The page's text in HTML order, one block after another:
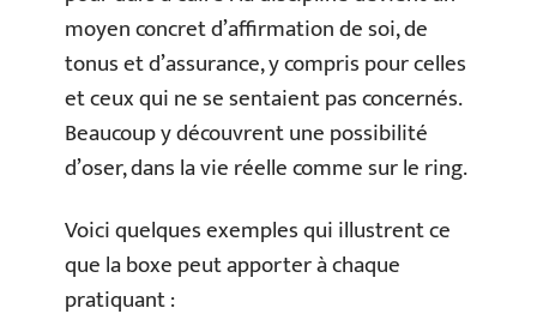
moyen concret d’affirmation de soi, de
tonus et d’assurance, y compris pour celles
et ceux qui ne se sentaient pas concernés.
Beaucoup y découvrent une possibilité
d’oser, dans la vie réelle comme sur le ring.
Voici quelques exemples qui illustrent ce
que la boxe peut apporter à chaque
pratiquant :